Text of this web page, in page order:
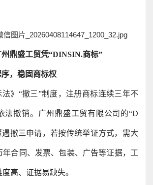
鼎盛工贸凭“DINSIN.商标”
，稳固商标权
》“撤三”制度，注册商标连续三年不
法撤销。广州鼎盛工贸有限公司的“D
遇撤三申请，若按传统举证方式，需大
年合同、发票、包装、广告等证据，工
高、证据易缺失。